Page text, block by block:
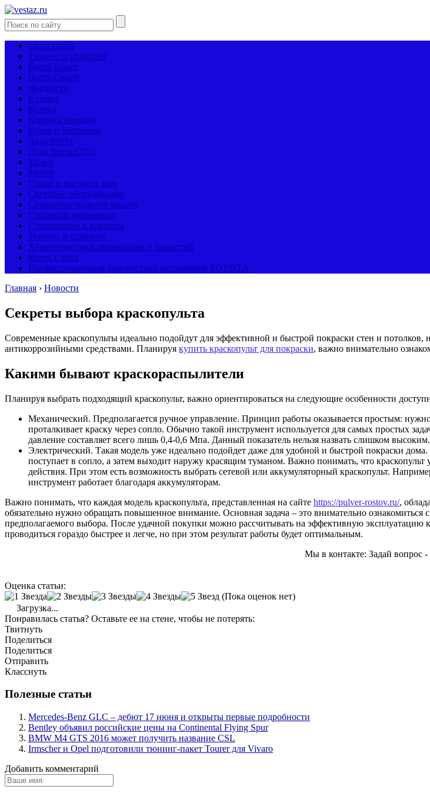
карта сайта
Тюнинг и стайлинг
Веста Кросс
Веста Спорт
Жидкости
Климат
Колеса
Коробка передач
Кузов и багажник
Лада Веста
Лада Веста CNG
Мозги
Мотор
Салон и все что в нем
Световое оборудование
Сравнение моделей машин
Страницы механиков
Страхование и кредиты
Тюнинг и стайлинг
Характеристики автомобиля и запчастей
Карта Сайта
Профессиональная диагностика автомобиля TOYOTA
Главная › Новости
Секреты выбора краскопульта
Современные краскопульты идеально подойдут для эффективной и быстрой покраски стен и
антикоррозийными средствами. Планируя купить краскопульт для покраски, важно внимательно
Какими бывают краскораспылители
Планируя выбрать подходящий краскопульт, важно ориентироваться на следующие особенности
Механический. Предполагается ручное управление. Принцип работы оказывается простым:
проталкивает краску через сопло. Обычно такой инструмент используется для самых простых
давление составляет всего лишь 0,4-0,6 Мпа. Данный показатель нельзя назвать слишком высоким.
Электрический. Такая модель уже идеально подойдет даже для удобной и быстрой покраски
поступает в сопло, а затем выходит наружу красящим туманом. Важно понимать, что краскопульт
действия. При этом есть возможность выбрать сетевой или аккумуляторный краскопульт.
инструмент работает благодаря аккумуляторам.
Важно понимать, что каждая модель краскопульта, представленная на сайте https://pulver-rostov.ru/,
обязательно нужно обращать повышенное внимание. Основная задача – это внимательно
предполагаемого выбора. После удачной покупки можно рассчитывать на эффективную эксплуатацию
проводиться гораздо быстрее и легче, но при этом результат работы будет оптимальным.
Мы в контакте: Задай вопрос -
Оценка статьи:
(Пока оценок нет)
Загрузка...
Понравилась статья? Оставьте ее на стене, чтобы не потерять:
Твитнуть
Поделиться
Поделиться
Отправить
Класснуть
Полезные статьи
Mercedes-Benz GLC – дебют 17 июня и открыты первые подробности
Bentley объявил российские цены на Continental Flying Spur
BMW M4 GTS 2016 может получить название CSL
Irmscher и Opel подготовили тюнинг-пакет Tourer для Vivaro
Добавить комментарий